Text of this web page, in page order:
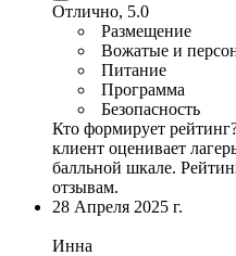
Отлично, 5.0
Размещение
Вожатые и
Питание
Программа
Безопасность
Кто формирует
клиент оценивает
балльной шкале.
отзывам.
28 Апреля 2025 г.
Инна